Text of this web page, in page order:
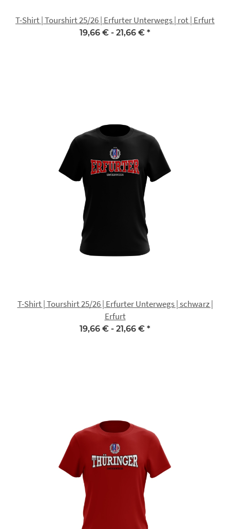
T-Shirt | Tourshirt 25/26 | Erfurter Unterwegs | rot | Erfurt
19,66 € - 21,66 € *
T-Shirt | Tourshirt 25/26 | Erfurter Unterwegs | schwarz |
Erfurt
19,66 € - 21,66 € *